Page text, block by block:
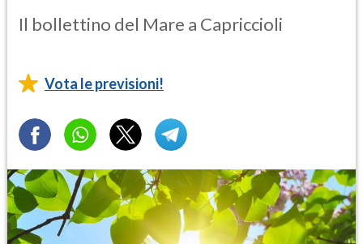
Il bollettino del Mare a Capriccioli
Vota le previsioni!